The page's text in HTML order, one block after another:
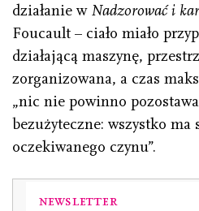
działanie w Nadzorować i
Foucault – ciało miało
działającą maszynę,
zorganizowana, a czas
„nic nie powinno
bezużyteczne: wszystko ma
oczekiwanego czynu”.
Newsletter